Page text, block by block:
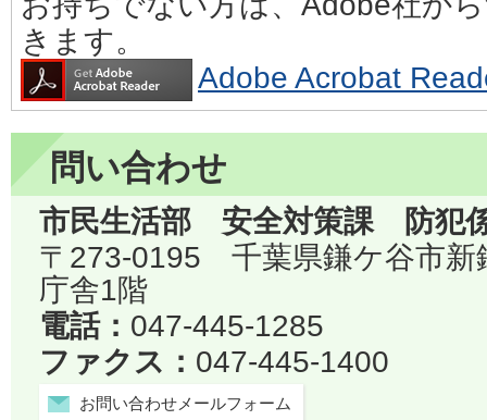
きます。
Adobe Acrobat
問い合わせ
市民生活部 安全対策課 防犯
〒273-0195 千葉県鎌ケ谷市
庁舎1階
電話： 047-445-1285
ファクス： 047-445-1400
お問い合わせメールフォーム